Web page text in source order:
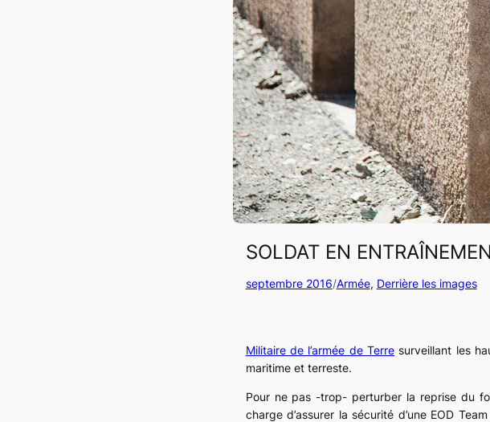
SOLDAT EN
septembre 2016/Armée, Derrière les images
Militaire de l’armée de Terresurveillant les
maritime et terreste.
Pour ne pas -trop- perturber la reprise du
charge d’assurer la sécurité d’une EOD